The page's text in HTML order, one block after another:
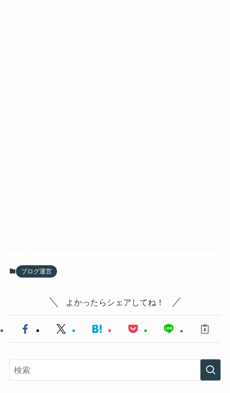
ブログ運営
よかったらシェアしてね！